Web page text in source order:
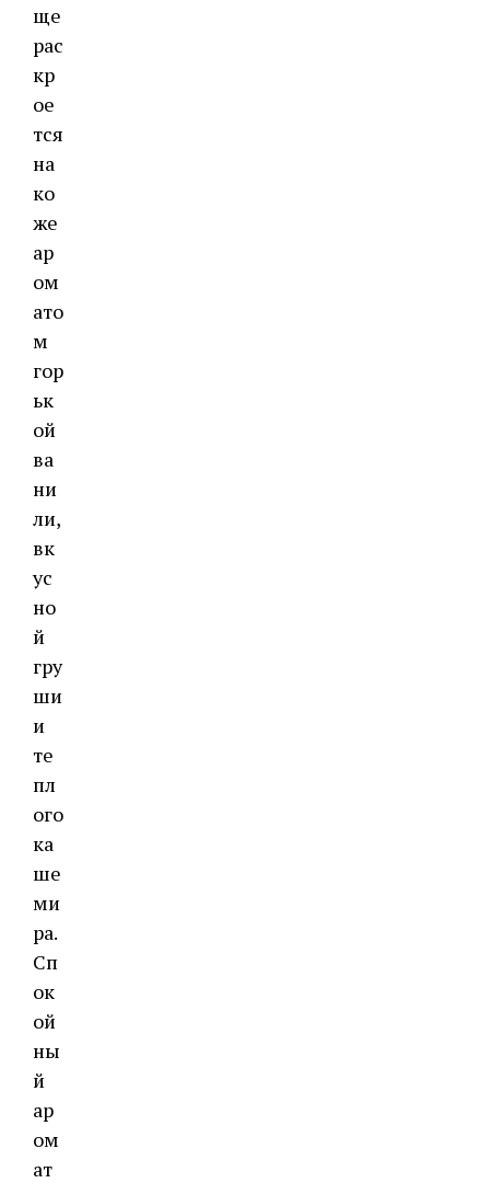
ще
рас
кр
ое
тся
на
ко
же
ар
ом
ато
м
гор
ьк
ой
ва
ни
ли,
вк
ус
но
й
гру
ши
и
те
пл
ого
ка
ше
ми
ра.
Сп
ок
ой
ны
й
ар
ом
ат